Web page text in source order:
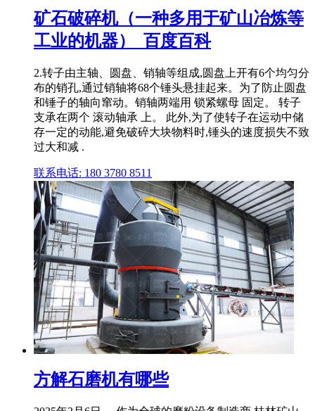
矿石破碎机（一种多用于矿山冶炼等
工业的机器）_百度百科
2.转子由主轴、圆盘、销轴等组成,圆盘上开有6个均匀分
布的销孔,通过销轴将68个锤头悬挂起来。为了防止圆盘
和锤子的轴向窜动。销轴两端用 锁紧螺母 固定。 转子
支承在两个 滚动轴承 上。 此外,为了使转子在运动中储
存一定的动能,避免破碎大块物料时,锤头的速度损失不致
过大和减 .
联系电话: 180 3780 8511
方解石磨机有哪些